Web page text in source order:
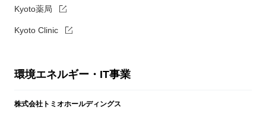
Kyoto薬局
Kyoto Clinic
環境エネルギー・IT事業
株式会社トミオホールディングス